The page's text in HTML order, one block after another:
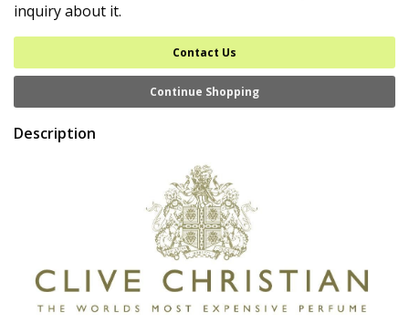
inquiry about it.
Contact Us
Continue Shopping
Description